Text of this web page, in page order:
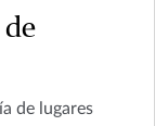
de lugares